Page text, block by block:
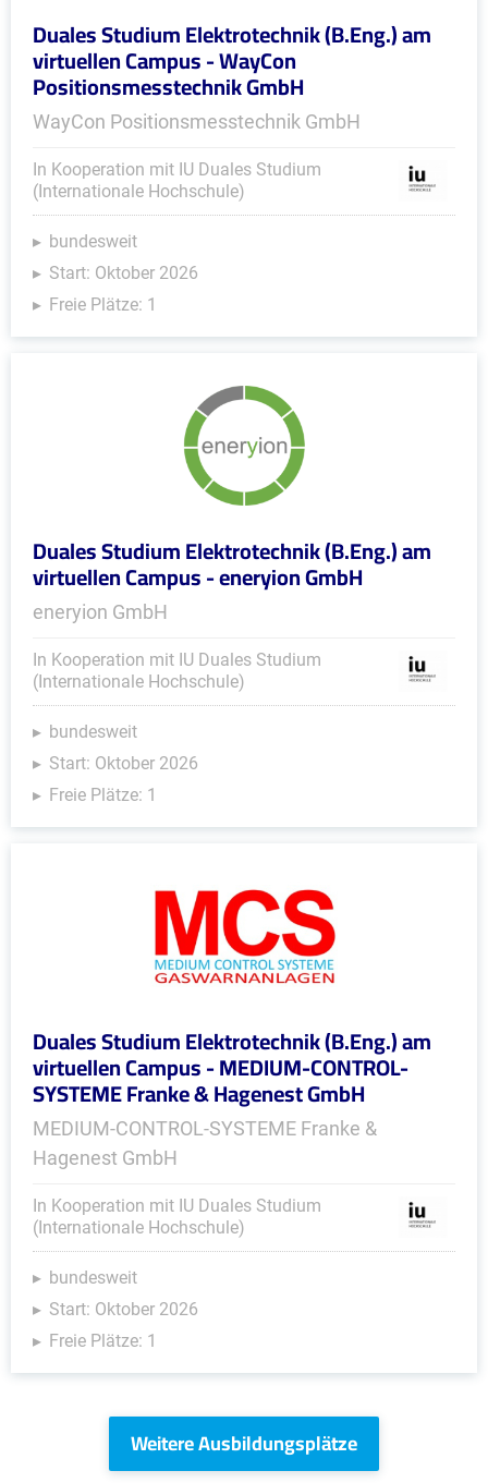
Duales Studium Elektrotechnik (B.Eng.) am
virtuellen Campus - WayCon
Positionsmesstechnik GmbH
WayCon Positionsmesstechnik GmbH
In Kooperation mit IU Duales Studium
(Internationale Hochschule)
bundesweit
Start: Oktober 2026
Freie Plätze: 1
Duales Studium Elektrotechnik (B.Eng.) am
virtuellen Campus - eneryion GmbH
eneryion GmbH
In Kooperation mit IU Duales Studium
(Internationale Hochschule)
bundesweit
Start: Oktober 2026
Freie Plätze: 1
Duales Studium Elektrotechnik (B.Eng.) am
virtuellen Campus - MEDIUM-CONTROL-
SYSTEME Franke & Hagenest GmbH
MEDIUM-CONTROL-SYSTEME Franke &
Hagenest GmbH
In Kooperation mit IU Duales Studium
(Internationale Hochschule)
bundesweit
Start: Oktober 2026
Freie Plätze: 1
Weitere Ausbildungsplätze